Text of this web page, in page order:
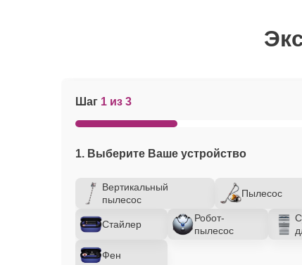
Шаг 1 из 3
1. Выберите Ваше устройство
Вертикальный
пылесос
Пылесос
Стайлер
Робот-
пылесос
Фен